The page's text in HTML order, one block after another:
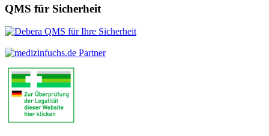
QMS für Sicherheit